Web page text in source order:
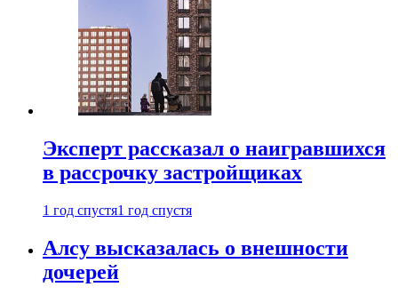
Эксперт рассказал о наигравшихся
в рассрочку застройщиках
1 год спустя1 год спустя
Алсу высказалась о внешности
дочерей